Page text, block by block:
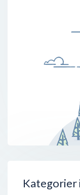
Kategorier